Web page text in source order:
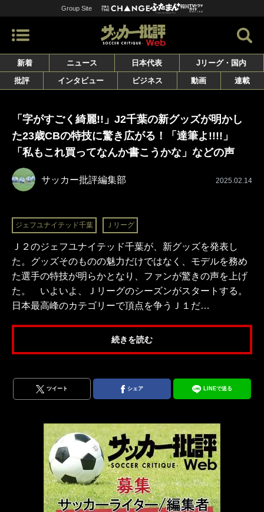
Group Site
新着 ニュース 日本代表
Jリーグ・国内
批評
インタビュー ビジネス 動画 連載
「字がすごく綺麗!!」J2千葉の新グッズが明かし
た23歳CBの特技に驚き広がる！「達筆よ!!!!」
「私もこれ買ってなんか書こうかな」などの声
サッカー批評編集部 2025.02.14
ジェフユナイテッド千葉 Ｊリーグ
Ｊ２のジェフユナイテッド千葉が、新グッズを発表し
た。グッズそのものの魅力だけではなく、モデルを務め
た選手の特技が明らかとなり、ファンが驚きの声を上げ
た。 いよいよ、Ｊリーグのシーズンがスタートする。
日本最高峰のカテゴリーで頂点を争うＪ１だ…
続きを読む
ツイート シェア LINEで送る